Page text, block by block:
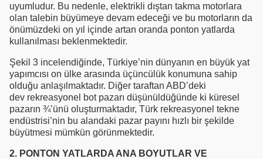
uyumludur. Bu nedenle, elektrikli dıştan takma motorlara
olan talebin büyümeye devam edeceği ve bu motorların da
önümüzdeki on yıl içinde artan oranda ponton yatlarda
kullanılması beklenmektedir.
Şekil 3 incelendiğinde, Türkiye’nin dünyanın en büyük yat
yapımcısı on ülke arasında üçüncülük konumuna sahip
olduğu anlaşılmaktadır. Diğer taraftan ABD’deki
dev rekreasyonel bot pazarı düşünüldüğünde ki küresel
pazarın ¾’ünü oluşturmaktadır, Türk rekreasyonel tekne
endüstrisi’nin bu alandaki pazar payını hızlı bir şekilde
büyütmesi mümkün görünmektedir.
2. PONTON YATLARDA ANA BOYUTLAR VE